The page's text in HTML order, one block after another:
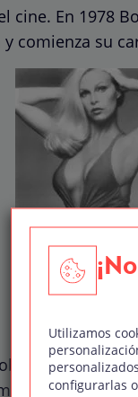
cine. En 1978
comienza su
en el
serieLos
Utilizamos
configurarlas